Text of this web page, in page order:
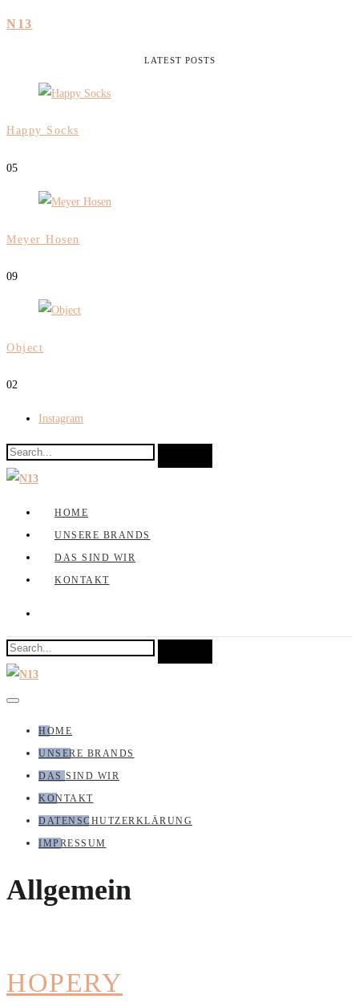
N13
LATEST POSTS
Happy Socks
05
Meyer Hosen
09
Object
02
Instagram
HOME
UNSERE BRANDS
DAS SIND WIR
KONTAKT
HOME
UNSERE BRANDS
DAS SIND WIR
KONTAKT
DATENSCHUTZERKLÄRUNG
IMPRESSUM
Allgemein
HOPERY